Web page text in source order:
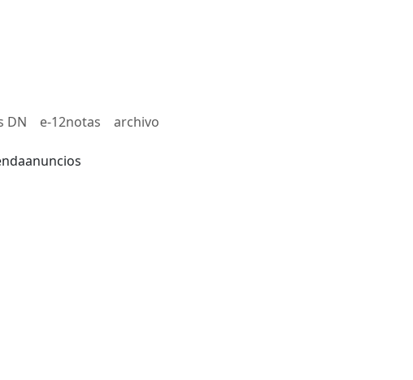
DN e-12notas archivo
anuncios